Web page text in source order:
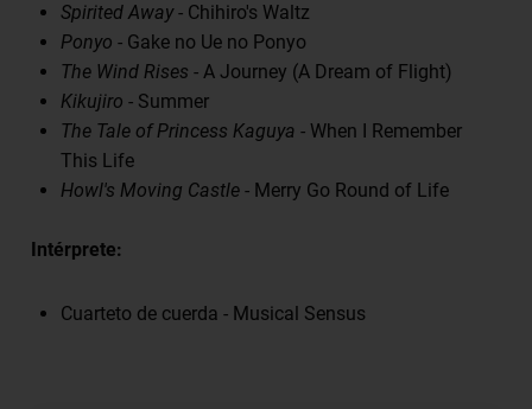
Spirited Away - Chihiro's Waltz
Ponyo - Gake no Ue no Ponyo
The Wind Rises - A Journey (A Dream of Flight)
Kikujiro - Summer
The Tale of Princess Kaguya - When I Remember
This Life
Howl's Moving Castle - Merry Go Round of Life
Intérprete:
Cuarteto de cuerda - Musical Sensus